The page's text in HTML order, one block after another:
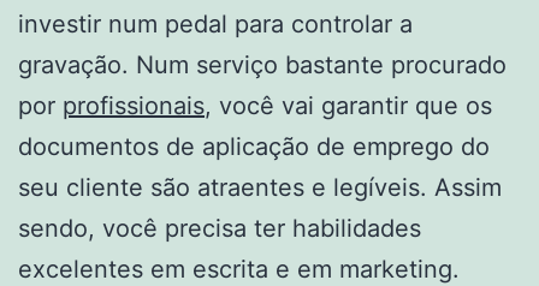
investir num pedal para controlar a
gravação. Num serviço bastante procurado
por profissionais, você vai garantir que os
documentos de aplicação de emprego do
seu cliente são atraentes e legíveis. Assim
sendo, você precisa ter habilidades
excelentes em escrita e em marketing.